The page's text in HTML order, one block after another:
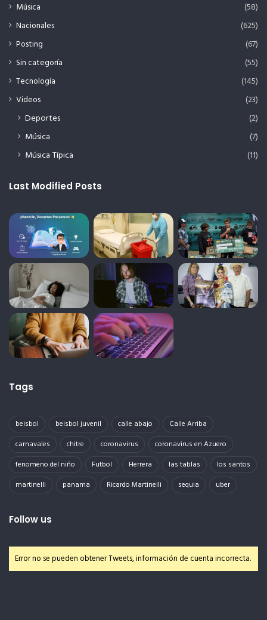
Música
(58)
Nacionales
(625)
Posting
(67)
Sin categoría
(55)
Tecnología
(145)
Videos
(23)
Deportes
(2)
Música
(7)
Música Típica
(11)
Last Modified Posts
Tags
beisbol beisbol juvenil calle abajo
Calle Arriba
carnavales
chitre coronavirus
coronavirus en Azuero
fenomeno del niño
Futbol Herrera las tablas
los santos
martinelli
panama Ricardo Martinelli sequia uber
Follow us
Error no se pueden obtener Tweets, información de cuenta incorrecta.